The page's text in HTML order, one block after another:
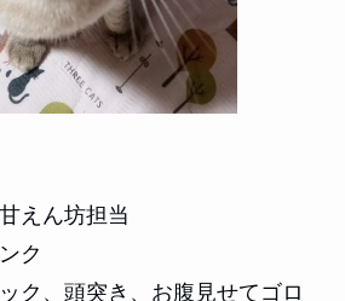
えん坊担当
ク
ク、頭突き、お腹見せてゴロ